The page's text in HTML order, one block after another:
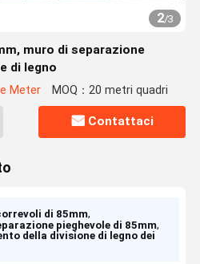
2/3
muro di separazione
di legno
Meter MOQ：20 metri quadri
Contattaci
di 85mm,
pieghevole di 85mm,
della divisione di legno dei